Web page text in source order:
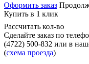
Оформить заказ
Купить в 1 клик
Рассчитать кол-во
Сделайте заказ по
(4722) 500-832 или в
(схема проезда)